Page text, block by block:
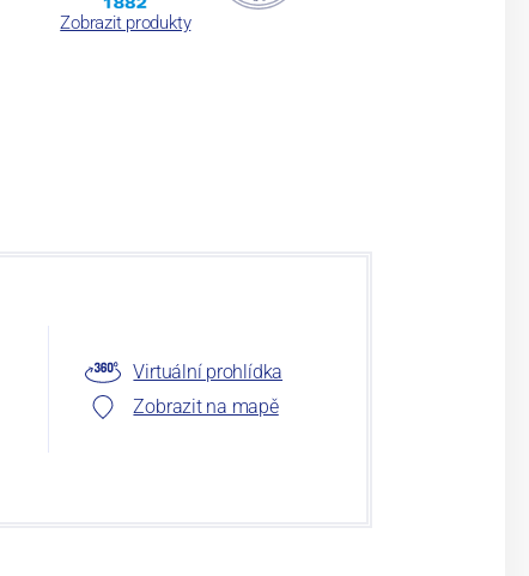
Zobrazit produkty
Virtuální prohlídka
Zobrazit na mapě